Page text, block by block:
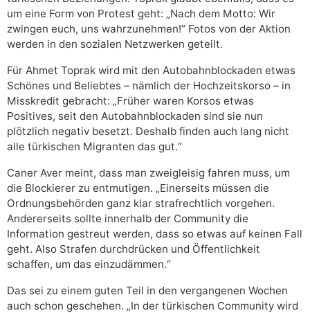
um eine Form von Protest geht: „Nach dem Motto: Wir
zwingen euch, uns wahrzunehmen!“ Fotos von der Aktion
werden in den sozialen Netzwerken geteilt.
Für Ahmet Toprak wird mit den Autobahnblockaden etwas
Schönes und Beliebtes – nämlich der Hochzeitskorso – in
Misskredit gebracht: „Früher waren Korsos etwas
Positives, seit den Autobahnblockaden sind sie nun
plötzlich negativ besetzt. Deshalb finden auch lang nicht
alle türkischen Migranten das gut.“
Caner Aver meint, dass man zweigleisig fahren muss, um
die Blockierer zu entmutigen. „Einerseits müssen die
Ordnungsbehörden ganz klar strafrechtlich vorgehen.
Andererseits sollte innerhalb der Community die
Information gestreut werden, dass so etwas auf keinen Fall
geht. Also Strafen durchdrücken und Öffentlichkeit
schaffen, um das einzudämmen.“
Das sei zu einem guten Teil in den vergangenen Wochen
auch schon geschehen. „In der türkischen Community wird